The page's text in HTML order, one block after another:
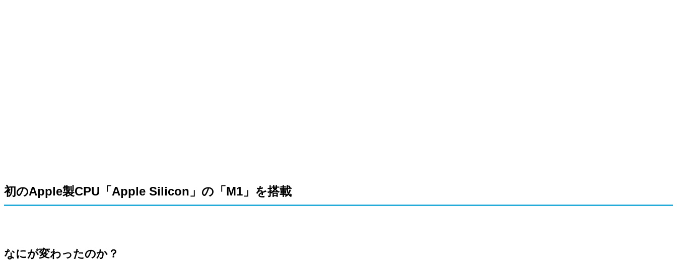
初のApple製CPU「Apple Silicon」の「M1」を搭載
なにが変わったのか？